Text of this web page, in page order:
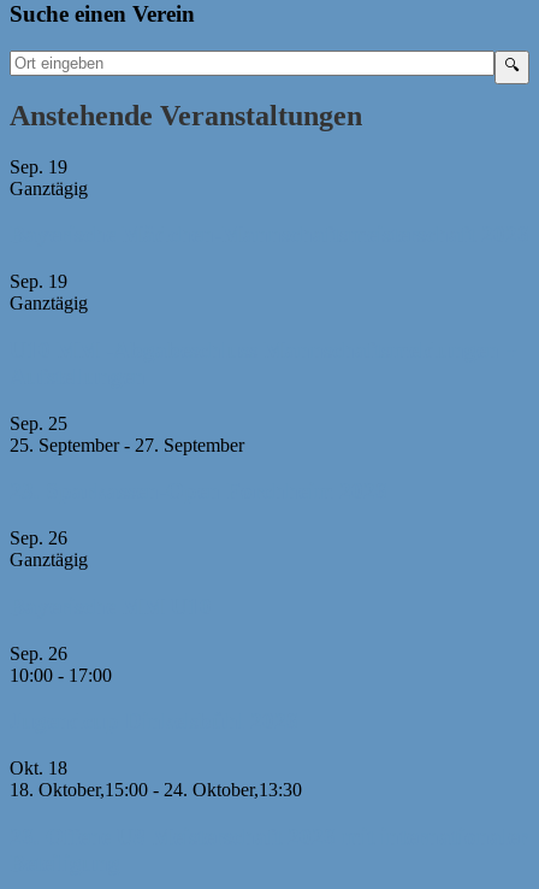
Suche einen Verein
Anstehende Veranstaltungen
Sep. 19
Ganztägig
Sep. 19
Ganztägig
Sep. 25
25. September- 27. September
Sep. 26
Ganztägig
Sep. 26
10:00 - 17:00
Okt. 18
18. Oktober,15:00 - 24. Oktober,13:30